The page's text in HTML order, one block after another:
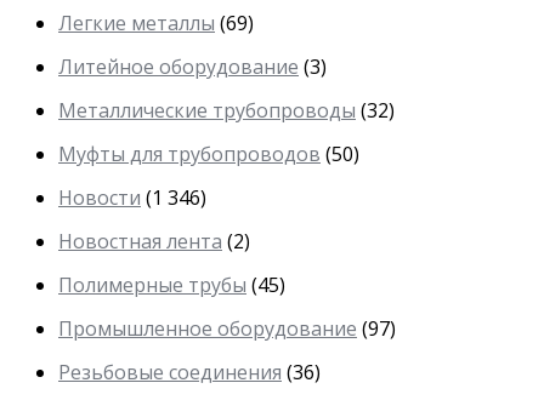
Легкие металлы (69)
Литейное оборудование (3)
Металлические трубопроводы (32)
Муфты для трубопроводов (50)
Новости (1 346)
Новостная лента (2)
Полимерные трубы (45)
Промышленное оборудование (97)
Резьбовые соединения (36)